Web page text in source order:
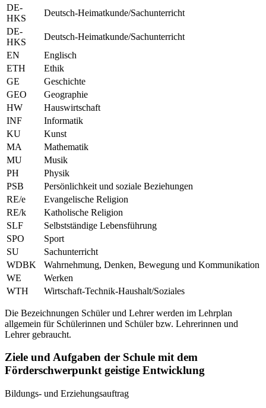
DE-
HKS
Deutsch-Heimatkunde/Sachunterricht
DE-
HKS
Deutsch-Heimatkunde/Sachunterricht
EN
Englisch
ETH
Ethik
GE
Geschichte
GEO
Geographie
HW
Hauswirtschaft
INF
Informatik
KU
Kunst
MA
Mathematik
MU
Musik
PH
Physik
PSB
Persönlichkeit und soziale Beziehungen
RE/e
Evangelische Religion
RE/k
Katholische Religion
SLF
Selbstständige Lebensführung
SPO
Sport
SU
Sachunterricht
WDBK
Wahrnehmung, Denken, Bewegung und Kommunikation
WE
Werken
WTH
Wirtschaft-Technik-Haushalt/Soziales
Die Bezeichnungen Schüler und Lehrer werden im Lehrplan
allgemein für Schülerinnen und Schüler bzw. Lehrerinnen und
Lehrer gebraucht.
Ziele und Aufgaben der Schule mit dem
Förderschwerpunkt geistige Entwicklung
Bildungs- und Erziehungsauftrag